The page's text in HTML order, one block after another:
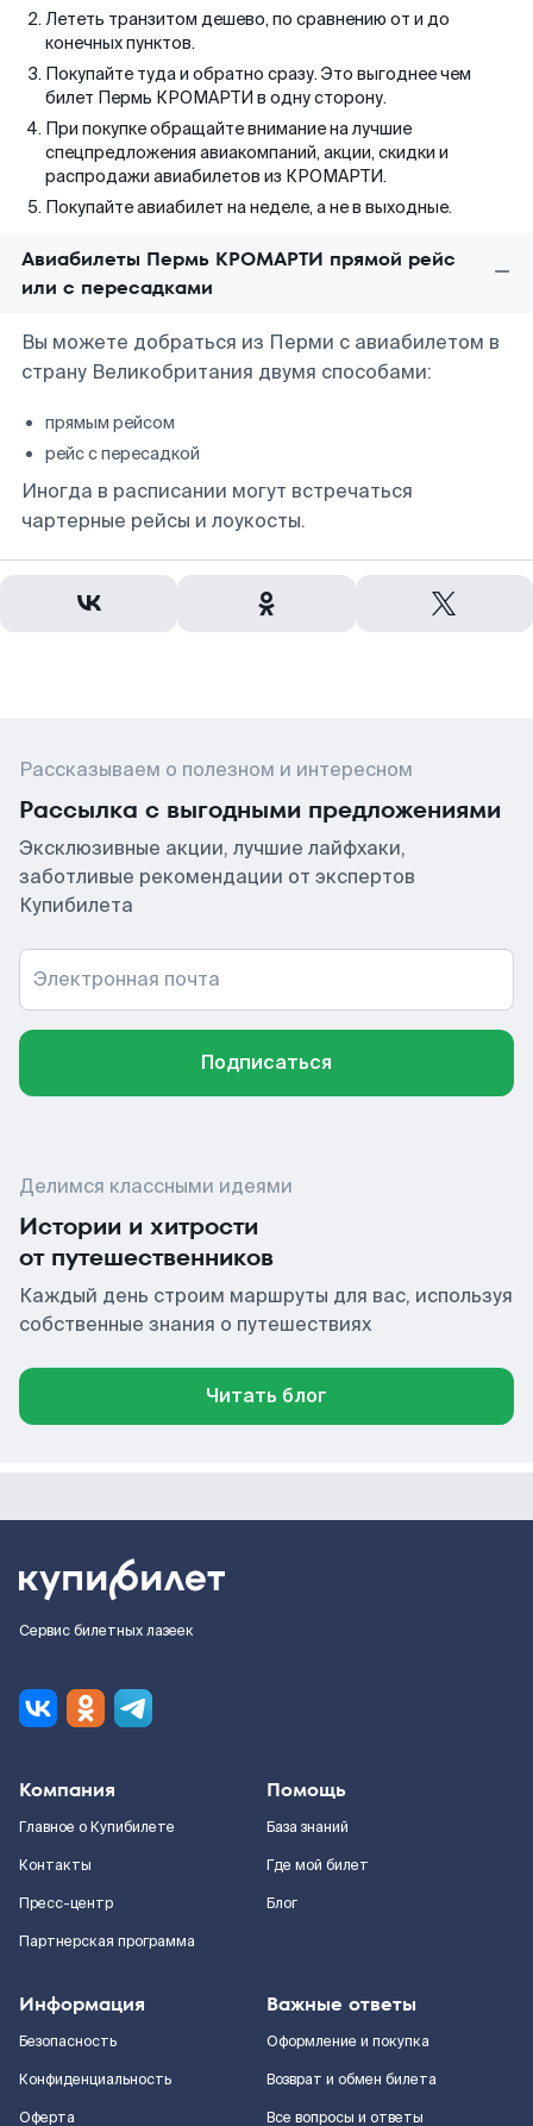
Лететь транзитом дешево, по сравнению от и до
конечных пунктов.
Покупайте туда и обратно сразу. Это выгоднее чем
билет Пермь КРОМАРТИ в одну сторону.
При покупке обращайте внимание на лучшие
спецпредложения авиакомпаний, акции, скидки и
распродажи авиабилетов из КРОМАРТИ.
Покупайте авиабилет на неделе, а не в выходные.
Авиабилеты Пермь КРОМАРТИ прямой рейс
или с пересадками
Вы можете добраться из Перми с авиабилетом в
страну Великобритания двумя способами:
прямым рейсом
рейс с пересадкой
Иногда в расписании могут встречаться
чартерные рейсы и лоукосты.
Рассказываем о полезном и интересном
Рассылка с выгодными предложениями
Эксклюзивные акции, лучшие лайфхаки,
заботливые рекомендации от экспертов
Купибилета
Электронная почта
Подписаться
Делимся классными идеями
Истории и хитрости
от путешественников
Каждый день строим маршруты для вас, используя
собственные знания о путешествиях
Читать блог
Сервис билетных лазеек
Компания
Главное о Купибилете
Контакты
Пресс-центр
Партнерская программа
Помощь
База знаний
Где мой билет
Блог
Информация
Безопасность
Конфиденциальность
Оферта
Важные ответы
Оформление и покупка
Возврат и обмен билета
Все вопросы и ответы